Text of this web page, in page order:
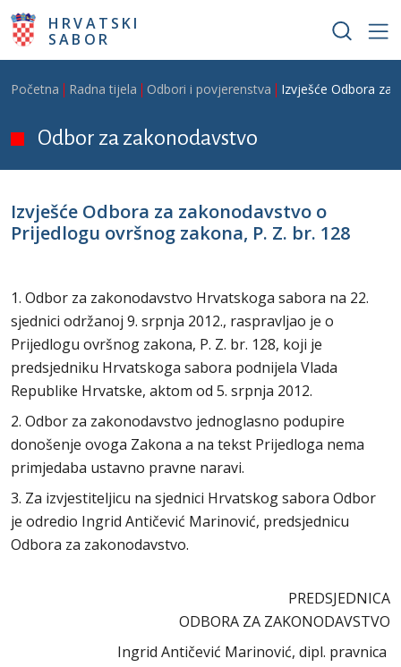
Skoči na glavni sadržaj
HRVATSKI
SABOR
Breadcrumb
Početna Radna tijela Odbori i povjerenstva Izvješće Odbora za
Odbor za zakonodavstvo
Izvješće Odbora za zakonodavstvo o
Prijedlogu ovršnog zakona, P. Z. br. 128
1. Odbor za zakonodavstvo Hrvatskoga sabora na 22.
sjednici održanoj 9. srpnja 2012., raspravljao je o
Prijedlogu ovršnog zakona, P. Z. br. 128, koji je
predsjedniku Hrvatskoga sabora podnijela Vlada
Republike Hrvatske, aktom od 5. srpnja 2012.
2. Odbor za zakonodavstvo jednoglasno podupire
donošenje ovoga Zakona a na tekst Prijedloga nema
primjedaba ustavno pravne naravi.
3. Za izvjestiteljicu na sjednici Hrvatskog sabora Odbor
je odredio Ingrid Antičević Marinović, predsjednicu
Odbora za zakonodavstvo.
PREDSJEDNICA
ODBORA ZA ZAKONODAVSTVO
Ingrid Antičević Marinović, dipl. pravnica